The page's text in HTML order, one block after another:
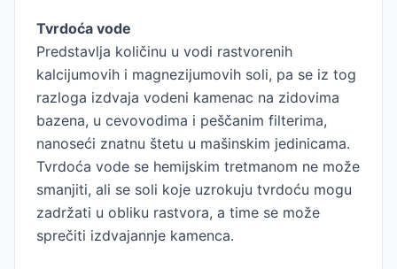
Tvrdoća vode
Predstavlja količinu u vodi rastvorenih
kalcijumovih i magnezijumovih soli, pa se iz tog
razloga izdvaja vodeni kamenac na zidovima
bazena, u cevovodima i peščanim filterima,
nanoseći znatnu štetu u mašinskim jedinicama.
Tvrdoća vode se hemijskim tretmanom ne može
smanjiti, ali se soli koje uzrokuju tvrdoću mogu
zadržati u obliku rastvora, a time se može
sprečiti izdvajannje kamenca.